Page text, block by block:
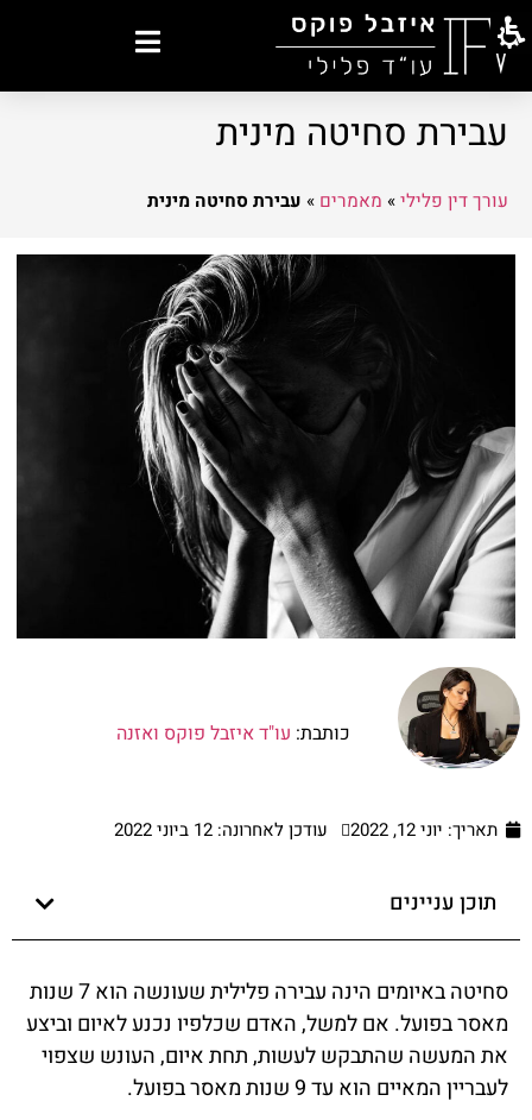
עבירת סחיטה מינית
עורך דין פלילי» מאמרים » עבירת סחיטה מינית
כותבת: עו"ד איזבל פוקס ואזנה
תאריך: יוני 12, 2022 עודכן לאחרונה: 12 ביוני 2022
תוכן עניינים
סחיטה באיומים הינה עבירה פלילית שעונשה הוא 7 שנות
מאסר בפועל. אם למשל, האדם שכלפיו נכנע לאיום וביצע
את המעשה שהתבקש לעשות, תחת איום, העונש שצפוי
לעבריין המאיים הוא עד 9 שנות מאסר בפועל.